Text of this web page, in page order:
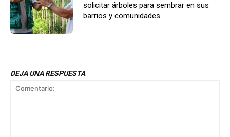
solicitar árboles para sembrar en sus
barrios y comunidades
DEJA UNA RESPUESTA